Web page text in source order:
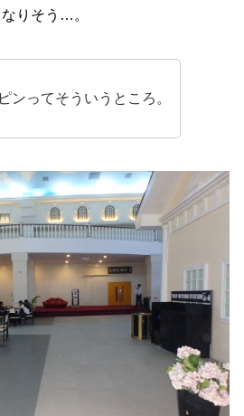
りそう…。
ンってそういうところ。